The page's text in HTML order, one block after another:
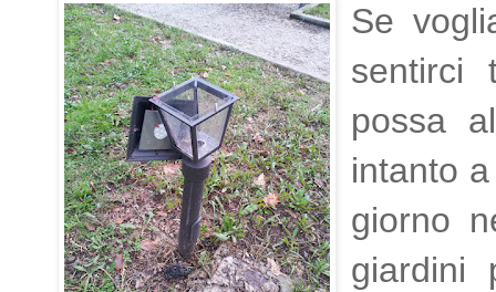
Se
sentirci
possa
intanto
giorno
giardini